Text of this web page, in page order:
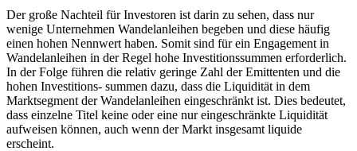
Der große Nachteil für Investoren ist darin zu sehen, dass nur
wenige Unternehmen Wandelanleihen begeben und diese häufig
einen hohen Nennwert haben. Somit sind für ein Engagement in
Wandelanleihen in der Regel hohe Investitionssummen erforderlich.
In der Folge führen die relativ geringe Zahl der Emittenten und die
hohen Investitions- summen dazu, dass die Liquidität in dem
Marktsegment der Wandelanleihen eingeschränkt ist. Dies bedeutet,
dass einzelne Titel keine oder eine nur eingeschränkte Liquidität
aufweisen können, auch wenn der Markt insgesamt liquide
erscheint.